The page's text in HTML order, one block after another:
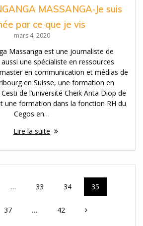
MASSANGA-Je suis
par ce que je vis
mars 4, 2020
Massanga est une journaliste de
une spécialiste en ressources
en communication et médias de
en Suisse, une formation en
de l’université Cheik Anta Diop de
une formation dans la fonction RH du
Cegos en…
Lire la suite
… Page
33 Page
34 Page
35
Page
37 … Page
42